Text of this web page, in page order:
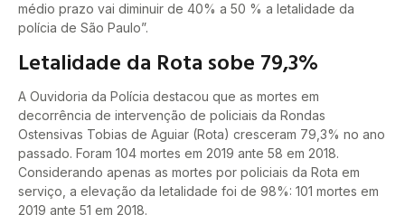
médio prazo vai diminuir de 40% a 50 % a letalidade da
polícia de São Paulo”.
Letalidade da Rota sobe 79,3%
A Ouvidoria da Polícia destacou que as mortes em
decorrência de intervenção de policiais da Rondas
Ostensivas Tobias de Aguiar (Rota) cresceram 79,3% no ano
passado. Foram 104 mortes em 2019 ante 58 em 2018.
Considerando apenas as mortes por policiais da Rota em
serviço, a elevação da letalidade foi de 98%: 101 mortes em
2019 ante 51 em 2018.